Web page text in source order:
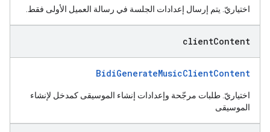
اختياريّ. يتم إرسال إعدادات الجلسة في رسالة العميل الأولى فقط.
clientContent
BidiGenerateMusicClientContent
اختياريّ. طلبات مرجّحة وإعدادات إنشاء الموسيقى كمدخل لإنشاء
الموسيقى